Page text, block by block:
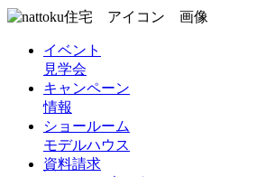
イベント
見学会
キャンペーン
情報
ショールーム
モデルハウス
資料請求